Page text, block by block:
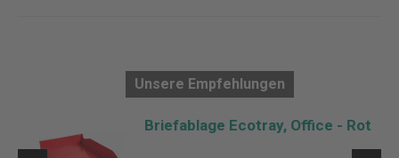
Unsere Empfehlungen
Briefablage Ecotray, Office - Rot